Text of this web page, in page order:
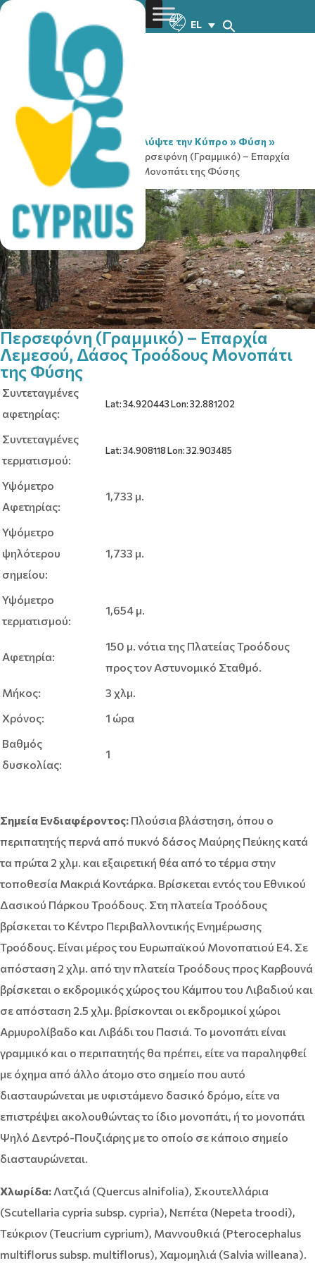
EL
You are here: Home Ανακαλύψτε την Κύπρο » Φύση»
Μονοπάτια της Φύσης
Περσεφόνη (Γραμμικό) – Επαρχία
Λεμεσού, Δάσος Τροόδους Μονοπάτι της Φύσης
Περσεφόνη (Γραμμικό) – Επαρχία
Λεμεσού, Δάσος Τροόδους Μονοπάτι
της Φύσης
Συντεταγμένες
αφετηρίας:
Lat: 34.920443 Lon: 32.881202
Συντεταγμένες
τερματισμού:
Lat: 34.908118 Lon: 32.903485
Υψόμετρο
Αφετηρίας:
1,733 μ.
Υψόμετρο
ψηλότερου
σημείου:
1,733 μ.
Υψόμετρο
τερματισμού:
1,654 μ.
Αφετηρία:
150 μ. νότια της Πλατείας Τροόδους
προς τον Αστυνομικό Σταθμό.
Μήκος:
3 χλμ.
Χρόνος:
1 ώρα
Βαθμός
δυσκολίας:
1
Σημεία Ενδιαφέροντος: Πλούσια βλάστηση, όπου ο
περιπατητής περνά από πυκνό δάσος Μαύρης Πεύκης κατά
τα πρώτα 2 χλμ. και εξαιρετική θέα από το τέρμα στην
τοποθεσία Μακριά Κοντάρκα. Βρίσκεται εντός του Εθνικού
Δασικού Πάρκου Τροόδους. Στη πλατεία Τροόδους
βρίσκεται το Κέντρο Περιβαλλοντικής Ενημέρωσης
Τροόδους. Είναι μέρος του Ευρωπαϊκού Μονοπατιού Ε4. Σε
απόσταση 2 χλμ. από την πλατεία Τροόδους προς Καρβουνά
βρίσκεται ο εκδρομικός χώρος του Κάμπου του Λιβαδιού και
σε απόσταση 2.5 χλμ. βρίσκονται οι εκδρομικοί χώροι
Αρμυρολίβαδο και Λιβάδι του Πασιά. Το μονοπάτι είναι
γραμμικό και ο περιπατητής θα πρέπει, είτε να παραληφθεί
με όχημα από άλλο άτομο στο σημείο που αυτό
διασταυρώνεται με υφιστάμενο δασικό δρόμο, είτε να
επιστρέψει ακολουθώντας το ίδιο μονοπάτι, ή το μονοπάτι
Ψηλό Δεντρό-Πουζιάρης με το οποίο σε κάποιο σημείο
διασταυρώνεται.
Χλωρίδα: Λατζιά (Quercus alnifolia), Σκουτελλάρια
(Scutellaria cypria subsp. cypria), Nεπέτα (Nepeta troodi),
Τεύκριον (Teucrium cyprium), Μαννουθκιά (Pterocephalus
multiflorus subsp. multiflorus), Χαμομηλιά (Salvia willeana).